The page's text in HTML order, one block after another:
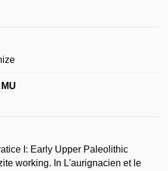
I: Early Upper Paleolithic
working. In L'aurignacien et le